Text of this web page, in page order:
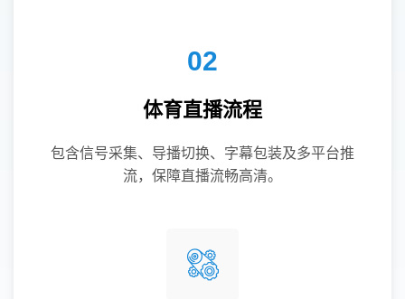
02
体育直播流程
包含信号采集、导播切换、字幕包装及多平台推
流，保障直播流畅高清。